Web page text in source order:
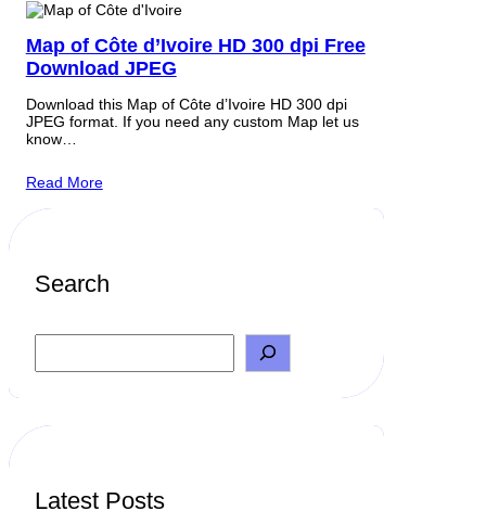
Map of Côte d’Ivoire HD 300 dpi Free
Download JPEG
Download this Map of Côte d’Ivoire HD 300 dpi
JPEG format. If you need any custom Map let us
know…
Read More
Search
S
a
h
Latest Posts